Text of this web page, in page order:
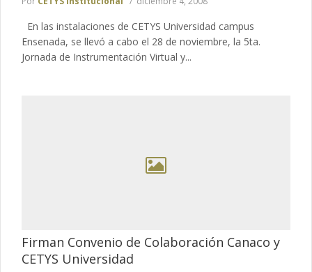
En las instalaciones de CETYS Universidad campus
Ensenada, se llevó a cabo el 28 de noviembre, la 5ta.
Jornada de Instrumentación Virtual y...
Firman Convenio de Colaboración Canaco y
CETYS Universidad